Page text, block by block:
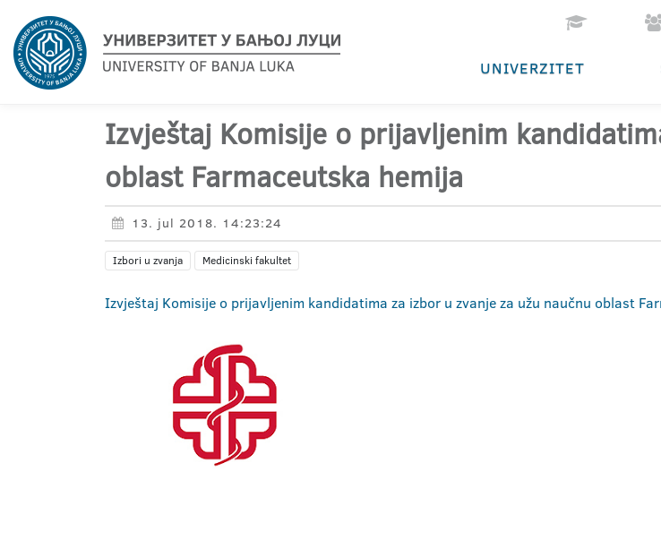
UNIVERZITET
Izvještaj Komisije o prijavljenim
oblast Farmaceutska hemija
13. jul 2018. 14:23:24
Izbori u zvanja Medicinski fakultet
Izvještaj Komisije o prijavljenim kandidatima za izbor u zvanje za užu naučnu oblast